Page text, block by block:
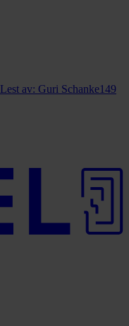
Lest av: Guri Schanke149